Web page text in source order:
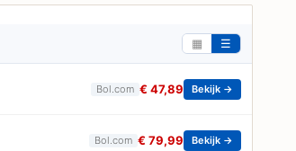
▦ ☰
Bol.com € 47,89 Bekijk →
Bol.com € 79,99 Bekijk →